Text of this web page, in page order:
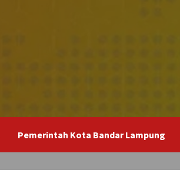
Pemerintah Kota Bandar Lampung